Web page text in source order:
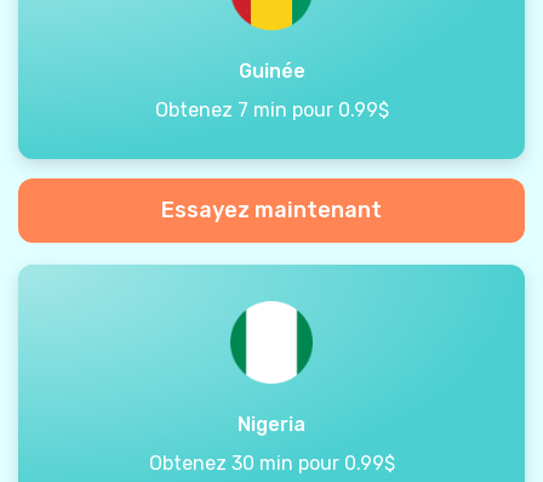
Guinée
Obtenez 7 min pour 0.99$
Essayez maintenant
Nigeria
Obtenez 30 min pour 0.99$